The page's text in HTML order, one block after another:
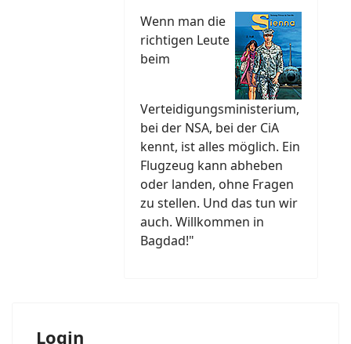
Wenn man die
richtigen Leute
beim
Verteidigungsministerium,
bei der NSA, bei der CiA
kennt, ist alles möglich. Ein
Flugzeug kann abheben
oder landen, ohne Fragen
zu stellen. Und das tun wir
auch. Willkommen in
Bagdad!"
Login